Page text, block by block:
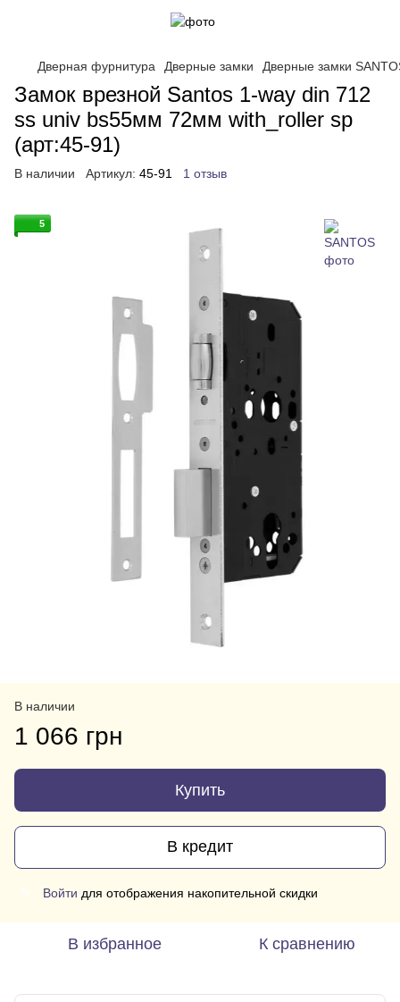
Дверная фурнитура Дверные замки Дверные замки
Замок врезной Santos 1-way din 712
ss univ bs55мм 72мм with_roller sp
(арт:45-91)
В наличии Артикул: 45-91 1 отзыв
5
В наличии
1 066 грн
Купить
В кредит
Войти для отображения накопительной скидки
В избранное К сравнению